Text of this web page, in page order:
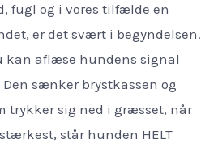
fugl og i vores tilfælde en
er det svært i begyndelsen.
kan aflæse hundens signal
sænker brystkassen og
trykker sig ned i græsset, når
står hunden HELT